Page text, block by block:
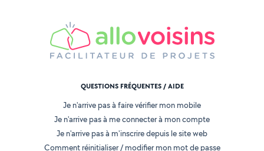
QUESTIONS FRÉQUENTES / AIDE
Je n'arrive pas à faire vérifier mon mobile
Je n'arrive pas à me connecter à mon compte
Je n'arrive pas à m'inscrire depuis le site web
Comment réinitialiser / modifier mon mot de passe